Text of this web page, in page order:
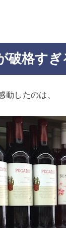
破格すぎ
動したのは、